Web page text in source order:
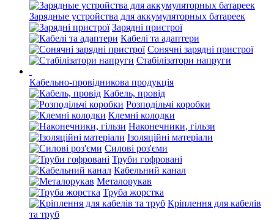
Зарядные устройства для аккумуляторных батареек
Зарядні пристрої
Кабелі та адаптери
Сонячні зарядні пристрої
Стабілізатори напруги
Кабельно-провідникова продукція
Кабель, провід
Розподільчі коробки
Клемні колодки
Наконечники, гільзи
Ізоляційні матеріали
Силові роз'єми
Труби гофровані
Кабельний канал
Металорукав
Труба жорстка
Кріплення для кабелів
та труб